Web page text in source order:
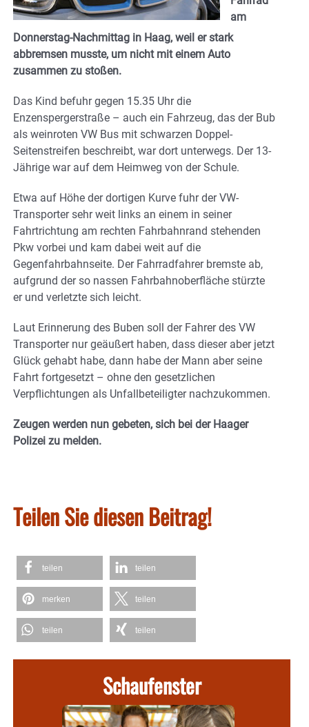
am
Donnerstag-Nachmittag in Haag, weil er stark
abbremsen musste, um nicht mit einem Auto
zusammen zu stoßen.
Das Kind befuhr gegen 15.35 Uhr die
Enzenspergerstraße – auch ein Fahrzeug, das der Bub
als weinroten VW Bus mit schwarzen Doppel-
Seitenstreifen beschreibt, war dort unterwegs. Der 13-
Jährige war auf dem Heimweg von der Schule.
Etwa auf Höhe der dortigen Kurve fuhr der VW-
Transporter sehr weit links an einem in seiner
Fahrtrichtung am rechten Fahrbahnrand stehenden
Pkw vorbei und kam dabei weit auf die
Gegenfahrbahnseite. Der Fahrradfahrer bremste ab,
aufgrund der so nassen Fahrbahnoberfläche stürzte
er und verletzte sich leicht.
Laut Erinnerung des Buben soll der Fahrer des VW
Transporter nur geäußert haben, dass dieser aber jetzt
Glück gehabt habe, dann habe der Mann aber seine
Fahrt fortgesetzt – ohne den gesetzlichen
Verpflichtungen als Unfallbeteiligter nachzukommen.
Zeugen werden nun gebeten, sich bei der Haager
Polizei zu melden.
Teilen Sie diesen Beitrag!
teilen teilen
merken teilen
teilen teilen
Schaufenster